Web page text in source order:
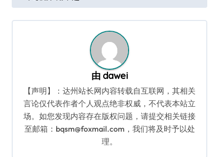
导
航
由 dawei
【声明】：达州站长网内容转载自互联网，其相关
言论仅代表作者个人观点绝非权威，不代表本站立
场。如您发现内容存在版权问题，请提交相关链接
至邮箱：bqsm@foxmail.com，我们将及时予以处
理。